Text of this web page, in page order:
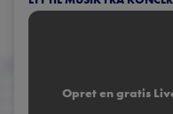
Opret en gratis